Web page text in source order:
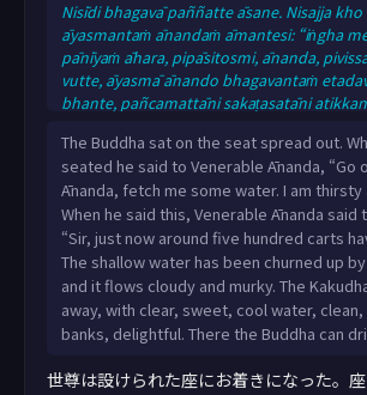
Nisīdi bhagavā paññatte āsane. Nisajja kho
āyasmantaṁ ānandaṁ āmantesi: “iṅgha
pānīyaṁ āhara, pipāsitosmi, ānanda,
vutte, āyasmā ānando bhagavantaṁ
bhante, pañcamattāni sakaṭasatāni
Ayaṁ, bhante, kakudhā nadī avidūre
sītodakā setodakā suppatitthā ramaṇīyā.
pānīyañca pivissati, gattāni ca sītī
kho bhagavā āya
The Buddha sat on the seat spread out.
seated he said to Venerable Ānanda, “Go
Ānanda, fetch me some water. I am thirsty
When he said this, Venerable Ānanda said
“Sir, just now around five hundred carts
The shallow water has been churned up
and it flows cloudy and murky. The
away, with clear, sweet, cool water,
banks, delightful. There the Buddha can
世尊は設けられた座にお着きになった。座